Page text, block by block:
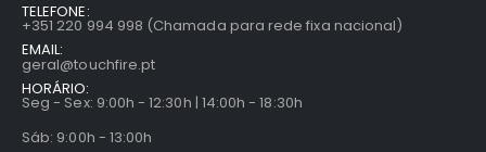
TELEFONE:
+351 220 994 998 (Chamada para rede fixa nacional)
EMAIL:
geral@touchfire.pt
HORÁRIO:
Seg - Sex: 9:00h - 12:30h | 14:00h - 18:30h
Sáb: 9:00h - 13:00h